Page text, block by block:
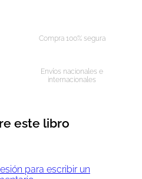
Compra 100% segura
Envíos nacionales e
internacionales
este libro
para escribir un